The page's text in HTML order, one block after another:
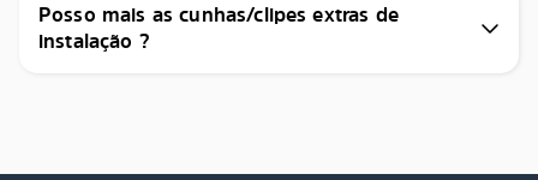
Posso mais as cunhas/clipes extras de
instalação ?